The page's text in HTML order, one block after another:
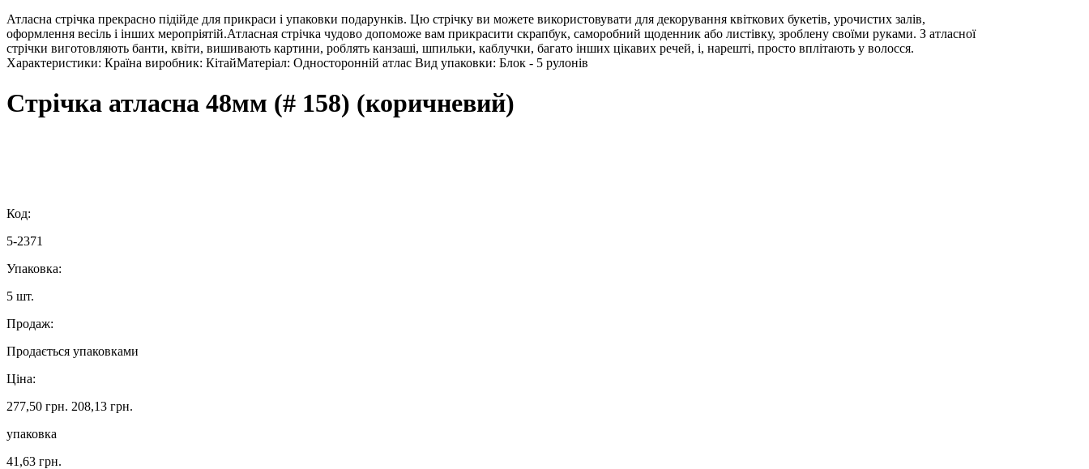
Атласна стрічка прекрасно підійде для прикраси і упаковки подарунків. Цю стрічку ви можете використовувати для декорування квіткових букетів, урочистих залів,
оформлення весіль і інших меропріятій.Атласная стрічка чудово допоможе вам прикрасити скрапбук, саморобний щоденник або листівку, зроблену своїми руками. З атласної
стрічки виготовляють банти, квіти, вишивають картини, роблять канзаші, шпильки, каблучки, багато інших цікавих речей, і, нарешті, просто вплітають у волосся.
Характеристики: Країна виробник: КітайМатеріал: Односторонній атлас Вид упаковки: Блок - 5 рулонів
Стрічка атласна 48мм (# 158) (коричневий)
Код:
5-2371
Упаковка:
5 шт.
Продаж:
Продається упаковками
Ціна:
277,50 грн. 208,13 грн.
упаковка
41,63 грн.